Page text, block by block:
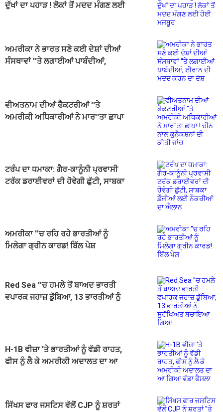
ਦੁੱਖਾਂ ਦਾ ਪਹਾੜ ! ਲੋਕਾਂ ਤੋਂ ਮਦਦ ਮੰਗਣ ਲਈ
ਅਮਰੀਕਾ ਨੇ ਭਾਰਤ ਸਣੇ ਕਈ ਦੇਸ਼ਾਂ ਦੀਆਂ
ਸੰਸਥਾਵਾਂ ''ਤੇ ਲਗਾਈਆਂ ਪਾਬੰਦੀਆਂ,
ਵੀਅਤਨਾਮ ਦੀਆਂ ਫੈਕਟਰੀਆਂ ''ਤੇ
ਅਮਰੀਕੀ ਅਧਿਕਾਰੀਆਂ ਨੇ ਮਾਰ''ਤਾ ਛਾਪਾ
ਟਰੰਪ ਦਾ ਧਮਾਕਾ: ਗੈਰ-ਕਾਨੂੰਨੀ ਪ੍ਰਵਾਸੀ
ਟਰੱਕ ਡਰਾਈਵਰਾਂ ਦੀ ਹੋਵੇਗੀ ਛੁੱਟੀ, ਸਾਬਕਾ
ਅਮਰੀਕਾ ''ਚ ਰਹਿ ਰਹੇ ਭਾਰਤੀਆਂ ਨੂੰ
ਮਿਲੇਗਾ ਗ੍ਰੀਨ ਕਾਰਡ! ਬਿੱਲ ਪੇਸ਼
Red Sea ''ਚ ਹਮਲੇ ਤੋਂ ਬਾਅਦ ਭਾਰਤੀ
ਵਪਾਰਕ ਜਹਾਜ਼ ਡੁੱਬਿਆ, 13 ਭਾਰਤੀਆਂ ਨੂੰ
H-1B ਵੀਜ਼ਾ 'ਤੇ ਭਾਰਤੀਆਂ ਨੂੰ ਵੱਡੀ ਰਾਹਤ,
ਫੀਸ ਨੂੰ ਲੈ ਕੇ ਅਮਰੀਕੀ ਅਦਾਲਤ ਦਾ ਆ
ਸਿੱਖਸ ਫਾਰ ਜਸਟਿਸ ਵੱਲੋਂ CJP ਨੂੰ ਸ਼ਰਤਾਂ